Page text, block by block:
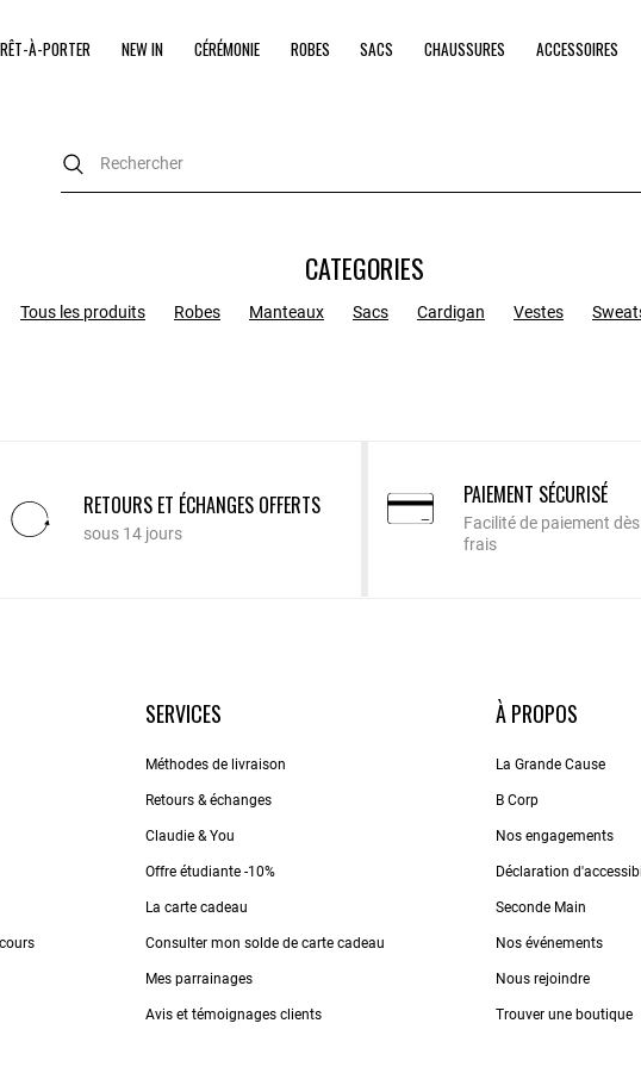
À-PORTER NEW IN CÉRÉMONIE ROBES SACS CHAUSSURES ACCESSOIRES
CATEGORIES
Tous les produits Robes Manteaux Sacs Cardigan Vestes
RETOURS ET ÉCHANGES OFFERTS
sous 14 jours
PAIEMENT SÉCURISÉ
Facilité de paiement
frais
SERVICES
Méthodes de livraison
Retours & échanges
Claudie & You
Offre étudiante -10%
La carte cadeau
Consulter mon solde de carte cadeau
Mes parrainages
Avis et témoignages clients
À PROPOS
La Grande Cause
B Corp
Nos engagements
Déclaration
Seconde Main
Nos événements
Nous rejoindre
Trouver une boutique